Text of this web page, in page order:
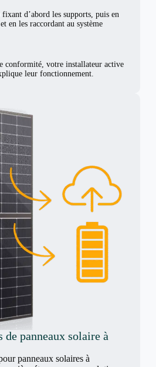
d’abord les supports, puis en
en les raccordant au système
conformité, votre installateur active
leur fonctionnement.
panneaux solaire à
panneaux solaires à